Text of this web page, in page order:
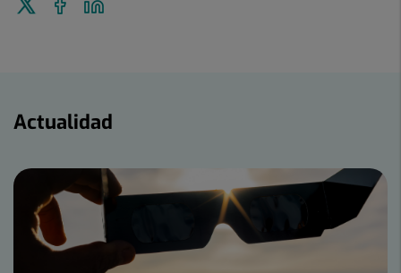
en
Actualidad